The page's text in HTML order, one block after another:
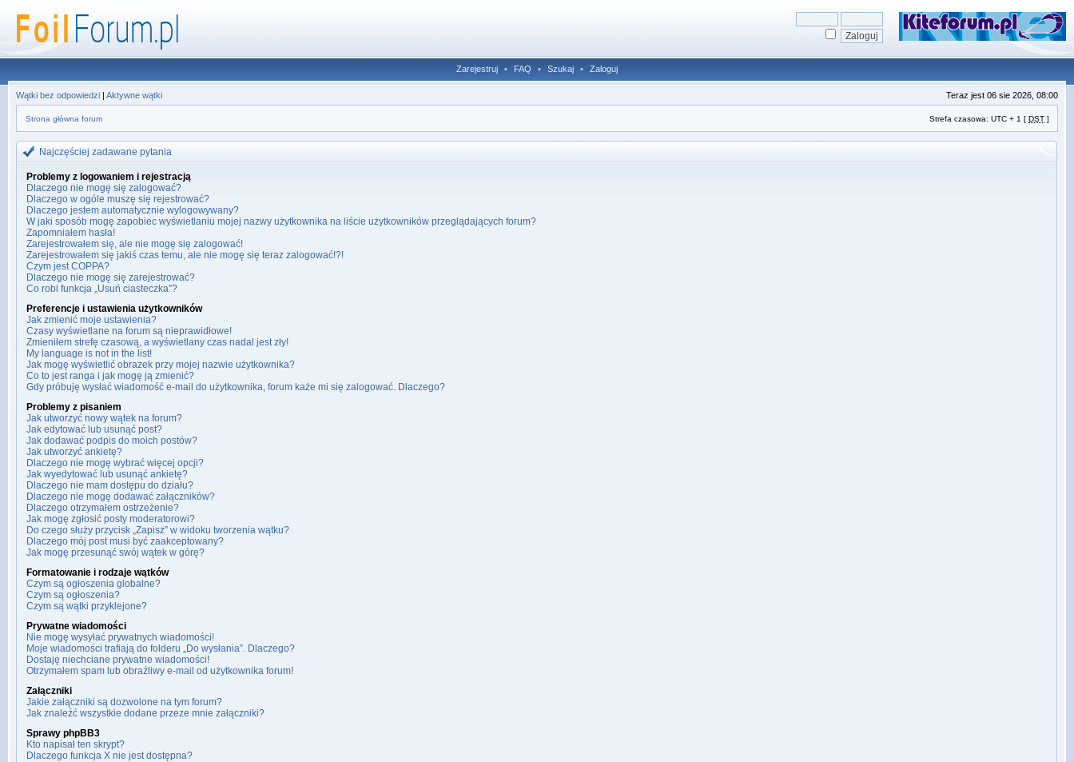
Zarejestruj • FAQ • Szukaj • Zaloguj
Wątki bez odpowiedzi | Aktywne wątki Teraz jest 06 sie 2026, 08:00
Strona główna forum Strefa czasowa: UTC + 1 [ DST ]
Najczęściej zadawane pytania
Problemy z logowaniem i rejestracją
Dlaczego nie mogę się zalogować?
Dlaczego w ogóle muszę się rejestrować?
Dlaczego jestem automatycznie wylogowywany?
W jaki sposób mogę zapobiec wyświetlaniu mojej nazwy użytkownika na liście użytkowników przeglądających forum?
Zapomniałem hasła!
Zarejestrowałem się, ale nie mogę się zalogować!
Zarejestrowałem się jakiś czas temu, ale nie mogę się teraz zalogować!?!
Czym jest COPPA?
Dlaczego nie mogę się zarejestrować?
Co robi funkcja „Usuń ciasteczka”?
Preferencje i ustawienia użytkowników
Jak zmienić moje ustawienia?
Czasy wyświetlane na forum są nieprawidłowe!
Zmieniłem strefę czasową, a wyświetlany czas nadal jest zły!
My language is not in the list!
Jak mogę wyświetlić obrazek przy mojej nazwie użytkownika?
Co to jest ranga i jak mogę ją zmienić?
Gdy próbuję wysłać wiadomość e-mail do użytkownika, forum każe mi się zalogować. Dlaczego?
Problemy z pisaniem
Jak utworzyć nowy wątek na forum?
Jak edytować lub usunąć post?
Jak dodawać podpis do moich postów?
Jak utworzyć ankietę?
Dlaczego nie mogę wybrać więcej opcji?
Jak wyedytować lub usunąć ankietę?
Dlaczego nie mam dostępu do działu?
Dlaczego nie mogę dodawać załączników?
Dlaczego otrzymałem ostrzeżenie?
Jak mogę zgłosić posty moderatorowi?
Do czego służy przycisk „Zapisz” w widoku tworzenia wątku?
Dlaczego mój post musi być zaakceptowany?
Jak mogę przesunąć swój wątek w górę?
Formatowanie i rodzaje wątków
Czym są ogłoszenia globalne?
Czym są ogłoszenia?
Czym są wątki przyklejone?
Prywatne wiadomości
Nie mogę wysyłać prywatnych wiadomości!
Moje wiadomości trafiają do folderu „Do wysłania”. Dlaczego?
Dostaję niechciane prywatne wiadomości!
Otrzymałem spam lub obraźliwy e-mail od użytkownika forum!
Załączniki
Jakie załączniki są dozwolone na tym forum?
Jak znaleźć wszystkie dodane przeze mnie załączniki?
Sprawy phpBB3
Kto napisał ten skrypt?
Dlaczego funkcja X nie jest dostępna?